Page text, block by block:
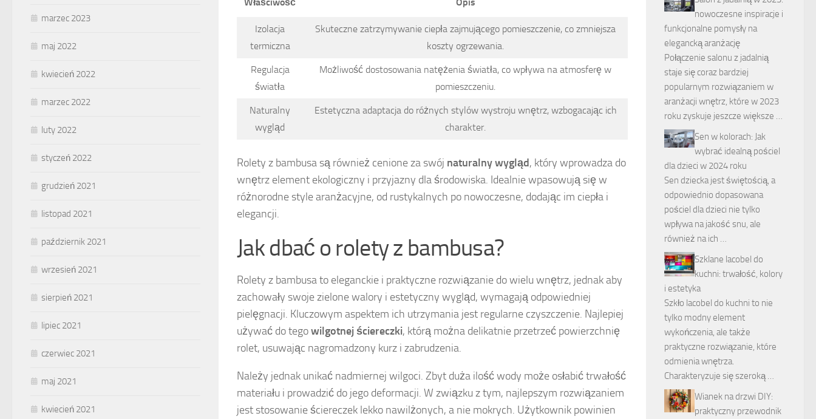
Izolacja
termiczna
Skuteczne zatrzymywanie ciepła zajmującego pomieszczenie, co zmniejsza
koszty ogrzewania.
Regulacja
światła
Możliwość dostosowania natężenia światła, co wpływa na atmosferę w
pomieszczeniu.
Naturalny
wygląd
Estetyczna adaptacja do różnych stylów wystroju wnętrz, wzbogacając ich
charakter.
Rolety z bambusa są również cenione za swój naturalny wygląd, który wprowadza do
wnętrz element ekologiczny i przyjazny dla środowiska. Idealnie wpasowują się w
różnorodne style aranżacyjne, od rustykalnych po nowoczesne, dodając im ciepła i
elegancji.
Jak dbać o rolety z bambusa?
Rolety z bambusa to eleganckie i praktyczne rozwiązanie do wielu wnętrz, jednak aby
zachowały swoje zielone walory i estetyczny wygląd, wymagają odpowiedniej
pielęgnacji. Kluczowym aspektem ich utrzymania jest regularne czyszczenie. Najlepiej
używać do tegowilgotnej ściereczki, którą można delikatnie przetrzeć powierzchnię
rolet, usuwając nagromadzony kurz i zabrudzenia.
Należy jednak unikać nadmiernej wilgoci. Zbyt duża ilość wody może osłabić trwałość
materiału i prowadzić do jego deformacji. W związku z tym, najlepszym rozwiązaniem
jest stosowanie ściereczek lekko nawilżonych, a nie mokrych. Użytkownik powinien
marzec 2023
maj 2022
kwiecień 2022
marzec 2022
luty 2022
styczeń 2022
grudzień 2021
listopad 2021
październik 2021
wrzesień 2021
sierpień 2021
lipiec 2021
czerwiec 2021
maj 2021
kwiecień 2021
nowoczesne inspiracje i
funkcjonalne pomysły na
elegancką aranżację
Połączenie salonu z jadalnią
staje się coraz bardziej
popularnym rozwiązaniem w
aranżacji wnętrz, które w 2023
roku zyskuje jeszcze większe …
Sen w kolorach: Jak
wybrać idealną pościel
dla dzieci w 2024 roku
Sen dziecka jest świętością, a
odpowiednio dopasowana
pościel dla dzieci nie tylko
wpływa na jakość snu, ale
również na ich …
Szklane lacobel do
kuchni: trwałość, kolory
i estetyka
Szkło lacobel do kuchni to nie
tylko modny element
wykończenia, ale także
praktyczne rozwiązanie, które
odmienia wnętrza.
Charakteryzuje się szeroką …
Wianek na drzwi DIY:
praktyczny przewodnik